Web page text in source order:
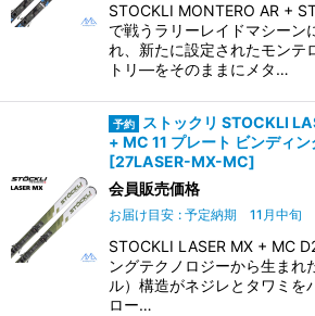
STOCKLI MONTERO AR +
で戦うラリーレイドマシーン
れ、新たに設定されたモンテ
トリ―をそのままにメタ…
ストックリ STOCKLI
+ MC 11 プレート ビンディン
[27LASER-MX-MC]
会員販売価格
お届け目安 : 予定納期 11月中旬
STOCKLI LASER MX + MC
ングテクノロジーから生まれ
ル）構造がネジレとタワミを
ロー…